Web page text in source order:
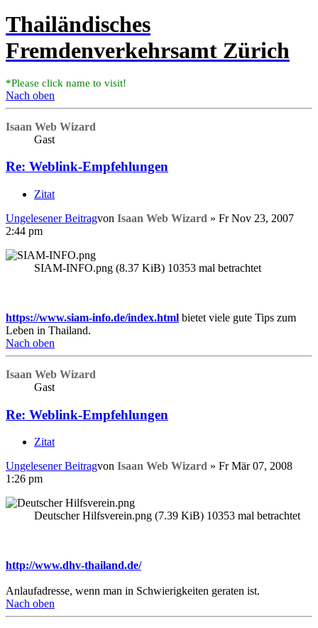
Thailändisches
Fremdenverkehrsamt Zürich
*Please click name to visit!
Nach oben
Isaan Web Wizard
Gast
Re: Weblink-Empfehlungen
Zitat
Ungelesener Beitragvon Isaan Web Wizard » Fr Nov 23, 2007
2:44 pm
SIAM-INFO.png (8.37 KiB) 10353 mal betrachtet
https://www.siam-info.de/index.html bietet viele gute Tips zum
Leben in Thailand.
Nach oben
Isaan Web Wizard
Gast
Re: Weblink-Empfehlungen
Zitat
Ungelesener Beitragvon Isaan Web Wizard » Fr Mär 07, 2008
1:26 pm
Deutscher Hilfsverein.png (7.39 KiB) 10353 mal betrachtet
http://www.dhv-thailand.de/
Anlaufadresse, wenn man in Schwierigkeiten geraten ist.
Nach oben